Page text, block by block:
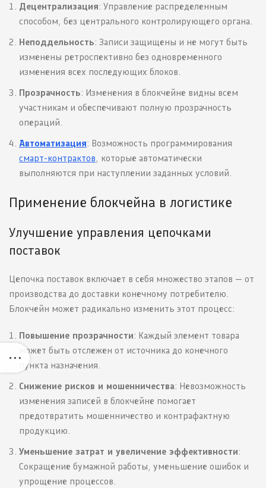
Децентрализация: Управление распределенным
способом, без центрального контролирующего органа.
Неподдельность: Записи защищены и не могут быть
изменены ретроспективно без одновременного
изменения всех последующих блоков.
Прозрачность: Изменения в блокчейне видны всем
участникам и обеспечивают полную прозрачность
операций.
Автоматизация: Возможность программирования
смарт-контрактов, которые автоматически
выполняются при наступлении заданных условий.
Применение блокчейна в логистике
Улучшение управления цепочками
поставок
Цепочка поставок включает в себя множество этапов — от
производства до доставки конечному потребителю.
Блокчейн может радикально изменить этот процесс:
Повышение прозрачности: Каждый элемент товара
может быть отслежен от источника до конечного
пункта назначения.
Снижение рисков и мошенничества: Невозможность
изменения записей в блокчейне помогает
предотвратить мошенничество и контрафактную
продукцию.
Уменьшение затрат и увеличение эффективности:
Сокращение бумажной работы, уменьшение ошибок и
упрощение процессов.